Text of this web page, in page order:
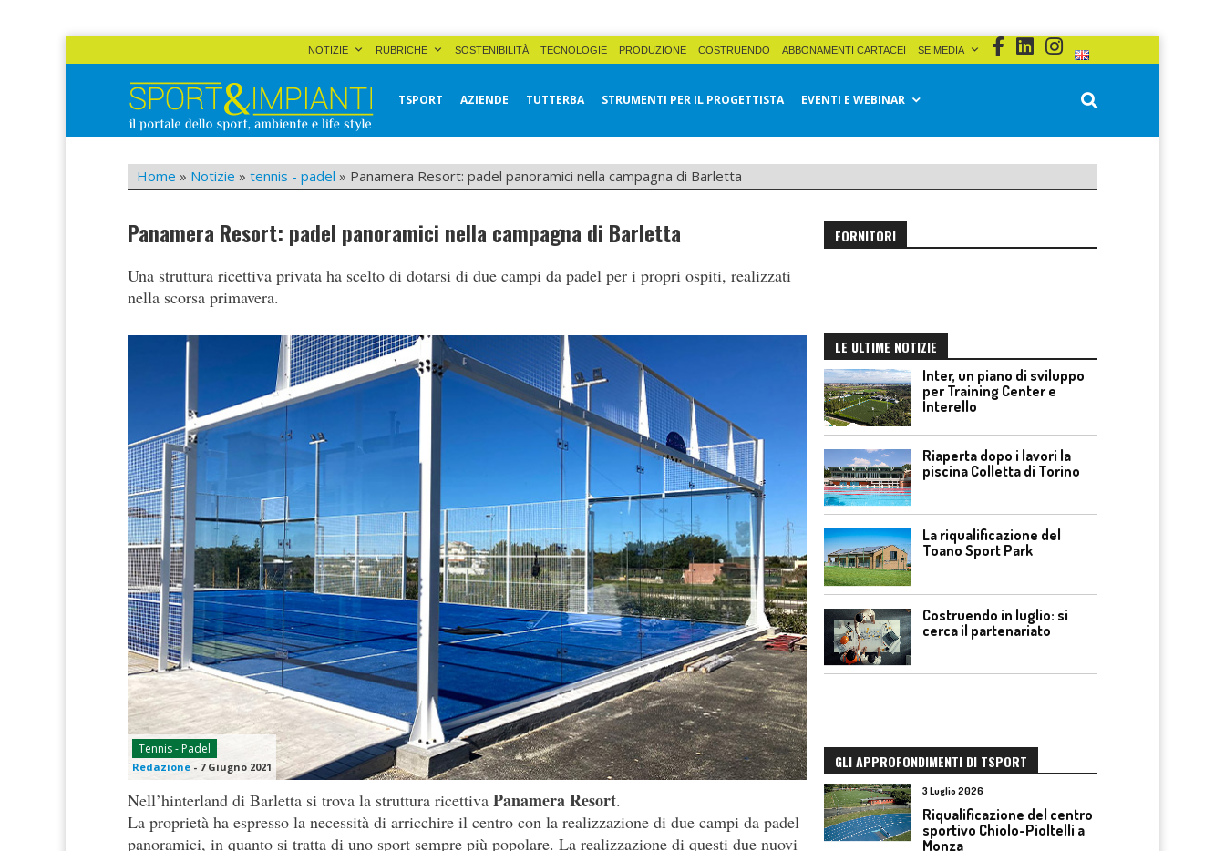
NOTIZIE RUBRICHE SOSTENIBILITÀ TECNOLOGIE PRODUZIONE COSTRUENDO ABBONAMENTI CARTACEI SEIMEDIA
Sport&Impianti
TSPORT AZIENDE TUTTERBA STRUMENTI PER IL PROGETTISTA EVENTI E WEBINAR
Home » Notizie » tennis - padel » Panamera Resort: padel panoramici nella campagna di Barletta
Panamera Resort: padel panoramici nella campagna di Barletta
Una struttura ricettiva privata ha scelto di dotarsi di due campi da padel per i propri ospiti, realizzati
nella scorsa primavera.
Tennis - Padel
Redazione - 7 Giugno 2021
Nell’hinterland di Barletta si trova la struttura ricettiva Panamera Resort.
La proprietà ha espresso la necessità di arricchire il centro con la realizzazione di due campi da padel
panoramici, in quanto si tratta di uno sport sempre più popolare. La realizzazione di questi due nuovi
FORNITORI
LE ULTIME NOTIZIE
Inter, un piano di sviluppo
per Training Center e
Interello
Riaperta dopo i lavori la
piscina Colletta di Torino
La riqualificazione del
Toano Sport Park
Costruendo in luglio: si
cerca il partenariato
GLI APPROFONDIMENTI DI TSPORT
3 Luglio 2026
Riqualificazione del centro
sportivo Chiolo-Pioltelli a
Monza